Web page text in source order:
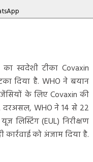
का स्वदेशी टीका Covaxin
दिया है. WHO ने बयान
के लिए Covaxin की
दरअसल, WHO ने 14 से 22
लिस्टिंग (EUL) निरीक्षण
कार्रवाई को अंजाम दिया है.